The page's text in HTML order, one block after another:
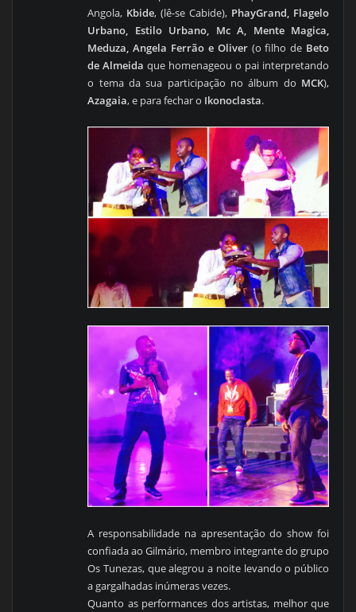
Angola, Kbide, (lê-se Cabide), PhayGrand, Flagelo
Urbano, Estilo Urbano, Mc A, Mente Magica,
Meduza, Angela Ferrão e Oliver(o filho de Beto
de Almeida que homenageou o pai interpretando
o tema da sua participação no álbum do MCK),
Azagaia, e para fechar o Ikonoclasta.
A responsabilidade na apresentação do show foi
confiada ao Gilmário, membro integrante do grupo
Os Tunezas, que alegrou a noite levando o público
a gargalhadas inúmeras vezes.
Quanto as performances dos artistas, melhor que